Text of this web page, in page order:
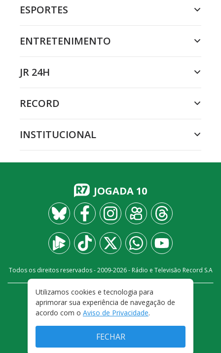
ESPORTES
ENTRETENIMENTO
JR 24H
RECORD
INSTITUCIONAL
JOGADA 10
Todos os direitos reservados - 2009-2026- Rádio e Televisão Record S.A
FALE CONOSCO
PRIVACIDADE
TERMOS E CONDIÇÕES DE USO
Utilizamos cookies e tecnologia para
aprimorar sua experiência de navegação de
acordo com o Aviso de Privacidade.
FECHAR